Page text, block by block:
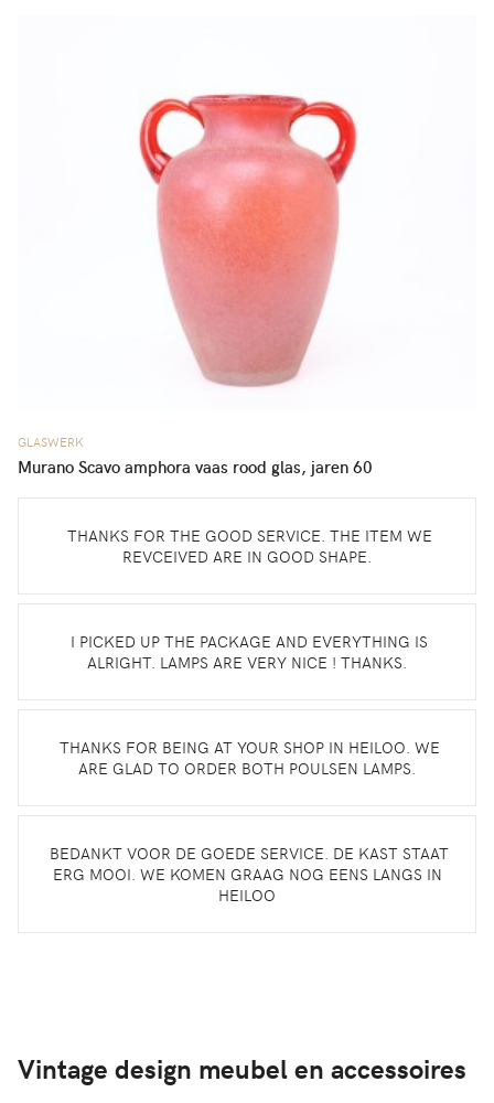
GLASWERK
Murano Scavo amphora vaas rood glas, jaren 60
THANKS FOR THE GOOD SERVICE. THE ITEM WE
REVCEIVED ARE IN GOOD SHAPE.
I PICKED UP THE PACKAGE AND EVERYTHING IS
ALRIGHT. LAMPS ARE VERY NICE ! THANKS.
THANKS FOR BEING AT YOUR SHOP IN HEILOO. WE
ARE GLAD TO ORDER BOTH POULSEN LAMPS.
BEDANKT VOOR DE GOEDE SERVICE. DE KAST STAAT
ERG MOOI. WE KOMEN GRAAG NOG EENS LANGS IN
HEILOO
Vintage design meubel en accessoires